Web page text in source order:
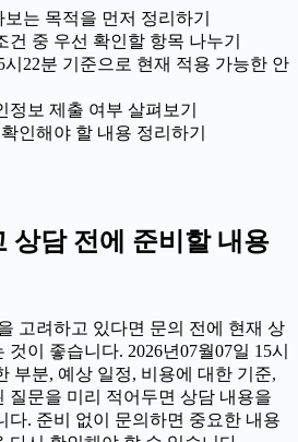
는 목적을 먼저 정리하기
건 중 우선 확인할 항목 나누기
시22분 기준으로 현재 적용 가능한 안
정보 제출 여부 살펴보기
인해야 할 내용 정리하기
상담 전에 준비할 내용
고려하고 있다면 문의 전에 현재 상
이 좋습니다. 2026년07월07일 15시
부분, 예상 일정, 비용에 대한 기준,
질문을 미리 적어두면 상담 내용을
다. 준비 없이 문의하면 중요한 내용